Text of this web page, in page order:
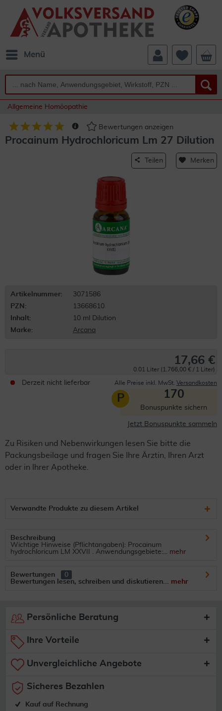
Menü
Allgemeine Homöopathie
Bewertungen anzeigen
Procainum Hydrochloricum Lm 27 Dilution
Teilen Merken
Artikelnummer:
3071586
PZN:
13668610
Inhalt:
10 ml Dilution
Marke:
Arcana
17,66 €
0.01 Liter (1.766,00 € / 1 Liter)
Derzeit nicht lieferbar Alle Preise inkl. MwSt. Versandkosten
P 170
Bonuspunkte sichern
Jetzt Bonuspunkte sammeln
Zu Risiken und Nebenwirkungen lesen Sie bitte die
Packungsbeilage und fragen Sie Ihre Ärztin, Ihren Arzt
oder in Ihrer Apotheke.
Verwandte Produkte zu diesem Artikel
Beschreibung
Wichtige Hinweise (Pflichtangaben): Procainum
hydrochloricum LM XXVII . Anwendungsgebiete:... mehr
Bewertungen
0
Bewertungen lesen, schreiben und diskutieren... mehr
Persönliche Beratung
Ihre Vorteile
Unvergleichliche Angebote
Sicheres Bezahlen
Kauf auf Rechnung